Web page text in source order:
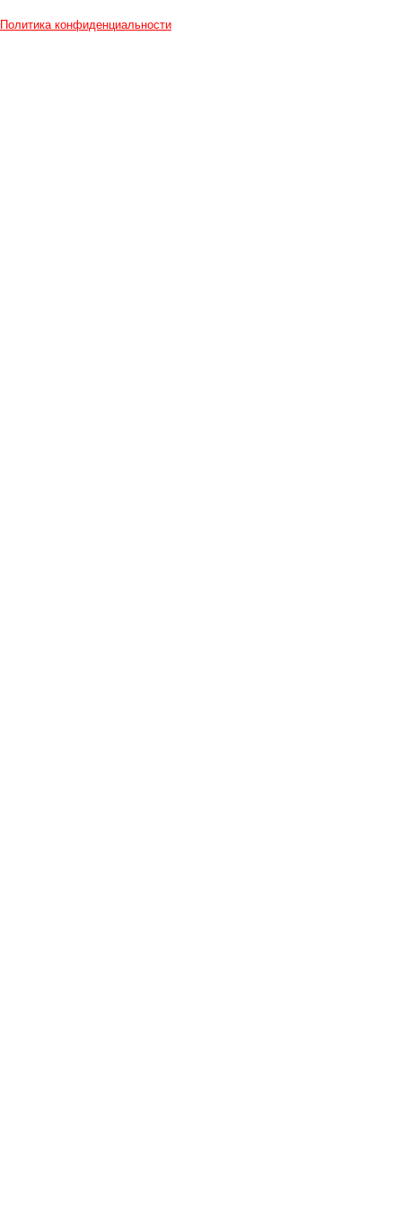
Политика конфиденциальности